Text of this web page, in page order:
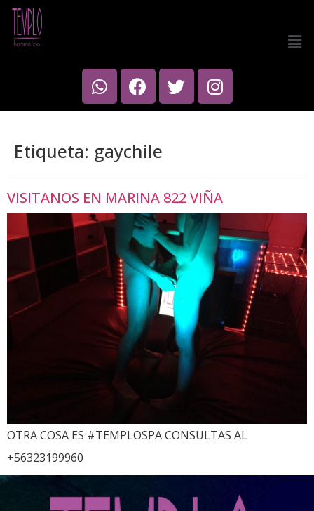
Etiqueta: gaychile
VISITANOS EN MARINA 822 VIÑA
OTRA COSA ES #TEMPLOSPA CONSULTAS AL
+56323199960